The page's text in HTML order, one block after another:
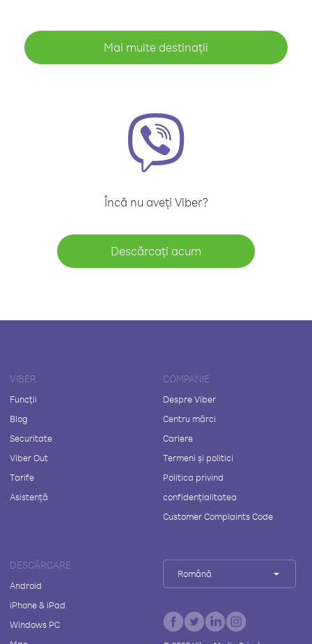
Mai multe destinații
Încă nu aveți Viber?
Descărcați acum
VIBER
Funcții
Blog
Securitate
Viber Out
Tarife
Asistență
COMPANIE
Despre Viber
Centru mărci
Cariere
Termeni și politici
Politica privind
confidențialitatea
Customer Complaints Code
DESCĂRCARE
Android
iPhone & iPad
Windows PC
Română